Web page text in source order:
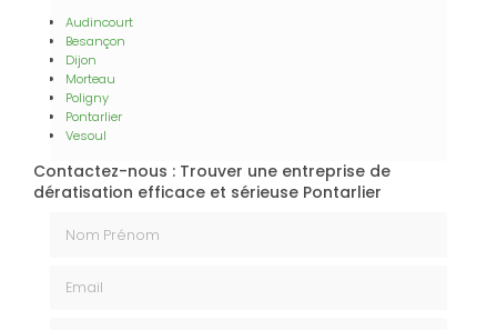
Audincourt
Besançon
Dijon
Morteau
Poligny
Pontarlier
Vesoul
Contactez-nous : Trouver une entreprise de
dératisation efficace et sérieuse Pontarlier